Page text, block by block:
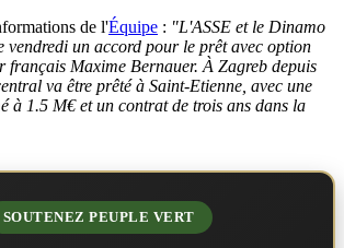
de l'Équipe : "L'ASSE et le Dinamo
vendredi un accord pour le prêt avec option
français Maxime Bernauer. À Zagreb depuis
va être prêté à Saint-Etienne, avec une
à 1.5 M€ et un contrat de trois ans dans la
SOUTENEZ PEUPLE VERT